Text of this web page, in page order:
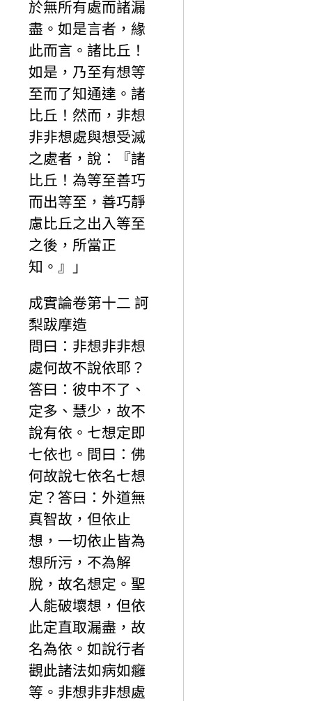
於無所有處而諸漏
盡。如是言者，緣
此而言。諸比丘！
如是，乃至有想等
至而了知通達。諸
比丘！然而，非想
非非想處與想受滅
之處者，說：『諸
比丘！為等至善巧
而出等至，善巧靜
慮比丘之出入等至
之後，所當正
知。』」
成實論卷第十二 訶
梨跋摩造
問曰：非想非非想
處何故不說依耶？
答曰：彼中不了、
定多、慧少，故不
說有依。七想定即
七依也。問曰：佛
何故說七依名七想
定？答曰：外道無
真智故，但依止
想，一切依止皆為
想所污，不為解
脫，故名想定。聖
人能破壞想，但依
此定直取漏盡，故
名為依。如說行者
觀此諸法如病如癰
等。非想非非想處